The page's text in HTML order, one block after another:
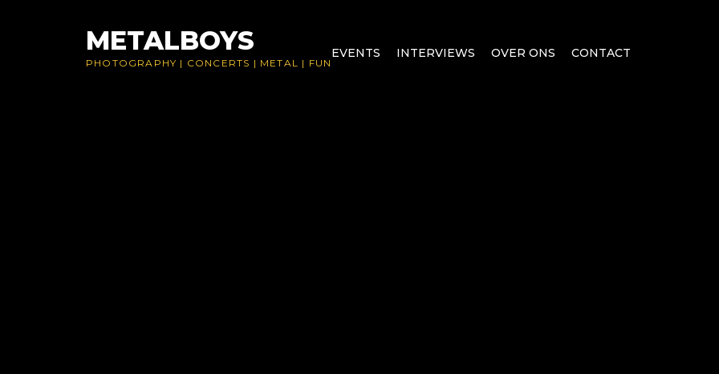
METALBOYS
PHOTOGRAPHY | CONCERTS | METAL | FUN
EVENTS INTERVIEWS OVER ONS CONTACT